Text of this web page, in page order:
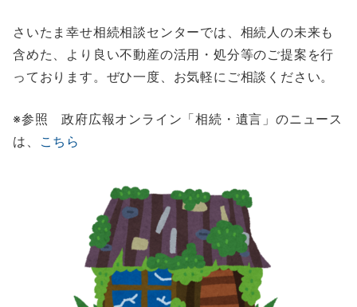
さいたま幸せ相続相談センターでは、相続人の未来も
含めた、より良い不動産の活用・処分等のご提案を行
っております。ぜひ一度、お気軽にご相談ください。
※参照 政府広報オンライン「相続・遺言」のニュース
は、
こちら